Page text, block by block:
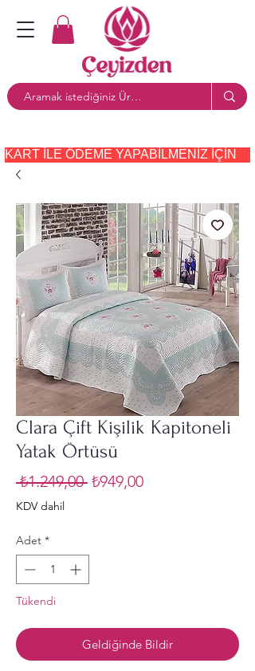
KART ILE ÖDEME YAPABILMENIZ IÇIN
Clara Çift Kişilik Kapitoneli
Yatak Örtüsü
₺1.249,00 Normal
₺949,00İndirimli
KDV dahil
Adet *
Tükendi
Geldiğinde Bildir